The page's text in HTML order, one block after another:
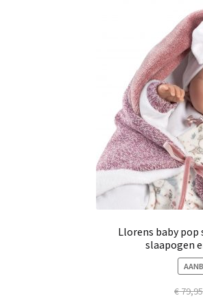
Llorens baby
slaapogen
€79,95